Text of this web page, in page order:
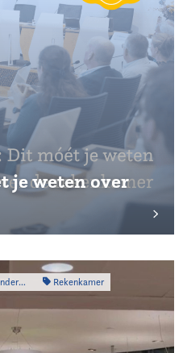
je weten over
Rekenkamer